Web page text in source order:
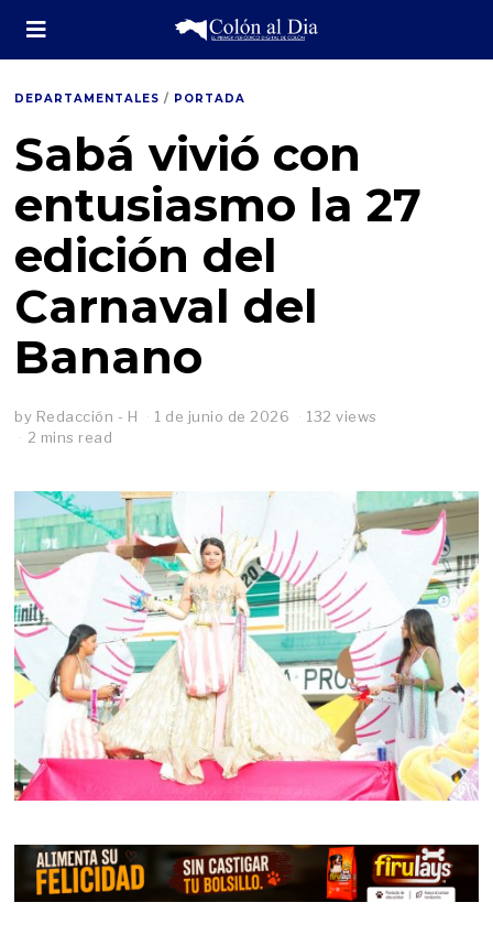
DEPARTAMENTALES / PORTADA
Sabá vivió con
entusiasmo la 27
edición del
Carnaval del
Banano
by Redacción - H 1 de junio de 2026
132 views
2 mins read